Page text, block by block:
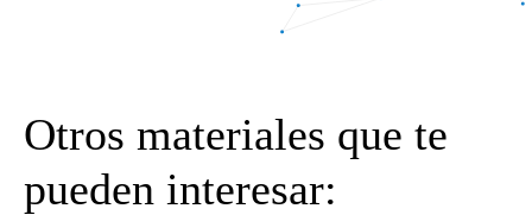
Otros materiales que te
pueden interesar:
Packaging